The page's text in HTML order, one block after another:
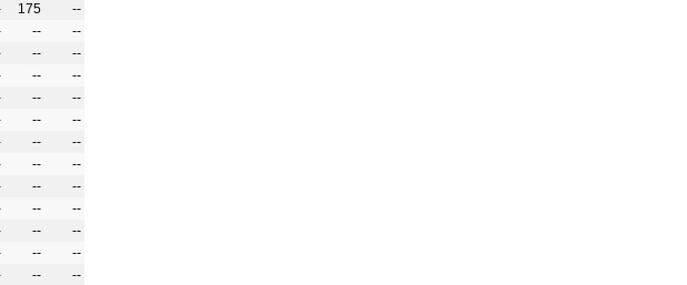
175
--
--
--
--
--
--
--
--
--
--
--
--
--
--
--
--
--
--
--
--
--
--
--
--
--